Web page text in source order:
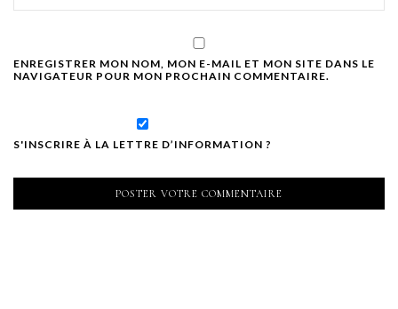
ENREGISTRER MON NOM, MON E-MAIL ET MON SITE DANS LE
NAVIGATEUR POUR MON PROCHAIN COMMENTAIRE.
S'INSCRIRE À LA LETTRE D’INFORMATION ?